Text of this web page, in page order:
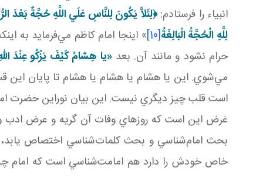
انبياء را فرستادم:﴿لِئَلاَّ يَكُونَ لِلنَّاسِ عَلَي اللَّهِ حُجَّةٌ بَعْدَ
لِلَّهِ الْحُجَّةُ الْبَالِغَةُ[10]
» اينجا امام کاظم مي‌فرمايد به
حرام نشود و مانند آن. بعد«يا هِشامُ كَيْفَ يَزْكُو عِنْدَ
مي‌شوي. اين يا هشام يا هشام يا هشام تا پايان
است قلب چيز ديگري نيست. اين بيان نوراين حضرت
غرض اين است که روزهاي وفات آن گريه و عرض ادب
بحث امام‌شناسي و بحث کلمات‌شناسي اختصاص
خاص خودش را دارد هم امامت‌شناسي است که امام